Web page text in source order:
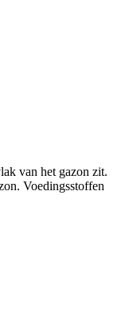
van het gazon zit.
Voedingsstoffen